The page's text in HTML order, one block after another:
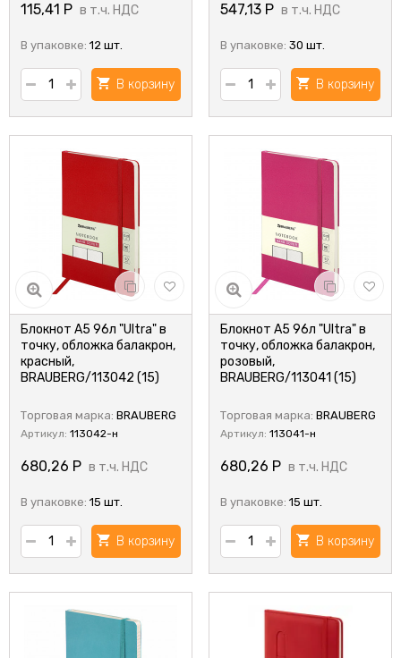
115,41 Р в т.ч. НДС
В упаковке: 12 шт.
В корзину
547,13 Р в т.ч. НДС
В упаковке: 30 шт.
В корзину
Блокнот А5 96л "Ultra" в
точку, обложка балакрон,
красный,
BRAUBERG/113042 (15)
Торговая марка: BRAUBERG
Артикул: 113042-н
680,26 Р в т.ч. НДС
В упаковке: 15 шт.
В корзину
Блокнот А5 96л "Ultra" в
точку, обложка балакрон,
розовый,
BRAUBERG/113041 (15)
Торговая марка: BRAUBERG
Артикул: 113041-н
680,26 Р в т.ч. НДС
В упаковке: 15 шт.
В корзину